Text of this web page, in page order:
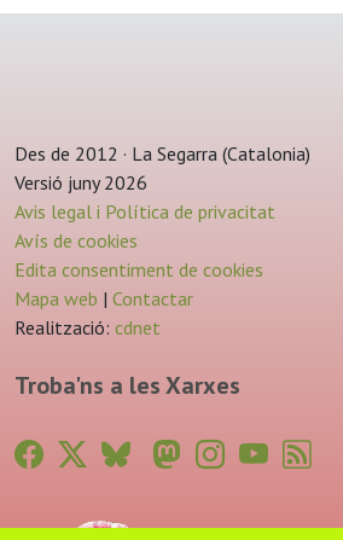
Des de 2012 · La Segarra (Catalonia)
Versió juny 2026
Avis legal i Política de privacitat
Avís de cookies
Edita consentiment de cookies
Mapa web | Contactar
Realització: cdnet
Troba'ns a les Xarxes